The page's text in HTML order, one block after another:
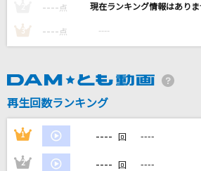
DAMの新曲・ランキング
カラオケ最新情報をチェッ
カラオケをもっと楽しも
---- 点 ----
3 ---- 点 ----
再生回数ランキング
1 ---- 回 ----
2 ---- 回 ----